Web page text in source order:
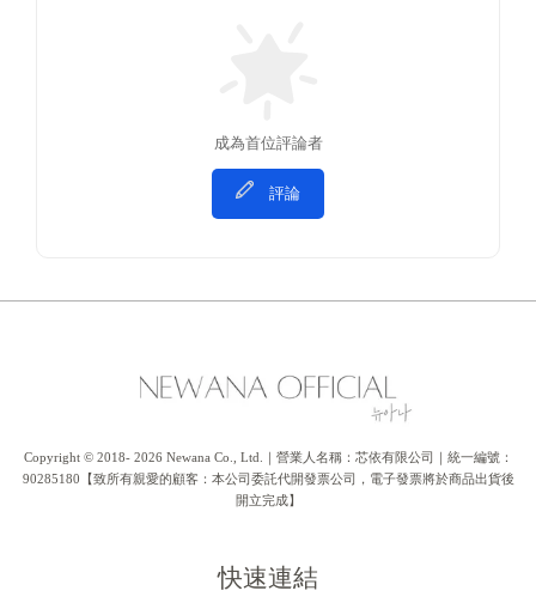
成為首位評論者
評論
Copyright © 2018- 2026 Newana Co., Ltd.｜營業人名稱：芯依有限公司｜統一編號：
90285180【致所有親愛的顧客：本公司委託代開發票公司，電子發票將於商品出貨後
開立完成】
快速連結